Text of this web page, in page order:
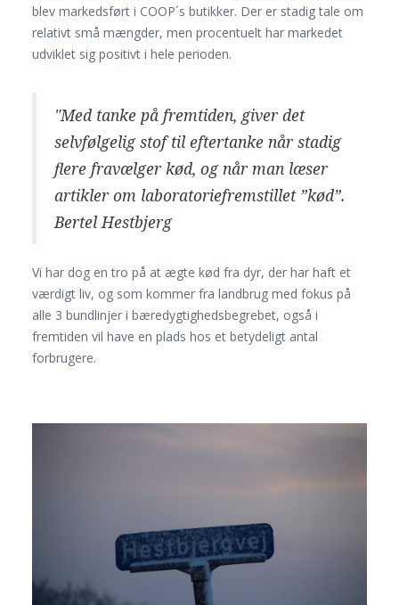
blev markedsført i COOP´s butikker. Der er stadig tale om
relativt små mængder, men procentuelt har markedet
udviklet sig positivt i hele perioden.
"Med tanke på fremtiden, giver det
selvfølgelig stof til eftertanke når stadig
flere fravælger kød, og når man læser
artikler om laboratoriefremstillet ”kød”.
Bertel Hestbjerg
Vi har dog en tro på at ægte kød fra dyr, der har haft et
værdigt liv, og som kommer fra landbrug med fokus på
alle 3 bundlinjer i bæredygtighedsbegrebet, også i
fremtiden vil have en plads hos et betydeligt antal
forbrugere.